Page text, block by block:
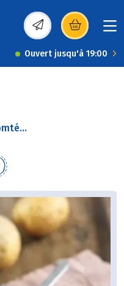
(s’ouvre dans une
Ouvert jusqu'à 19:00